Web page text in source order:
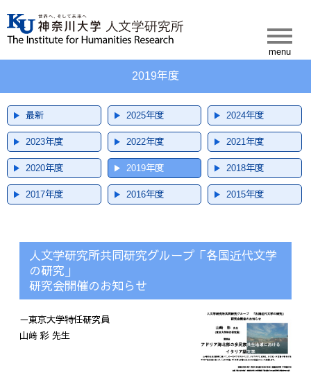
人文学研究所について
共同研究グループ
シンポジウム・講演会等
最新
2025年度
2024年度
2023年度
2022年度
2021年度
2020年度
2019年度
2018年度
2017年度
2016年度
2015年度
出版物一覧
出版物一覧
叢書
叢書No.51～
叢書No.41～50
叢書No.31～40
叢書No.21～30
叢書No.11～20
叢書No.1～10
所報
所報No.71～
所報No.61～70
所報No.51～60
所報No.41～50
所報No.31～40
所報No.1～30
ニューズレター
最新
2024年度
2023年度
2022年度
人文学会HP
2019年度
最新 2025年度 2024年度
2023年度 2022年度 2021年度
2020年度 2019年度 2018年度
2017年度 2016年度 2015年度
人文学研究所共同研究グループ「各国近代文学
の研究」
研究会開催のお知らせ
－東京大学特任研究員
山﨑 彩 先生